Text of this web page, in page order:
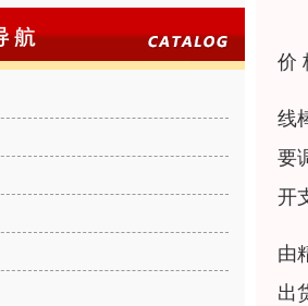
价
线
要
开
由
出